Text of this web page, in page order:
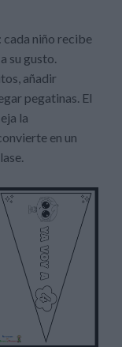
cada niño recibe
su gusto.
añadir
pegatinas. El
la
en un